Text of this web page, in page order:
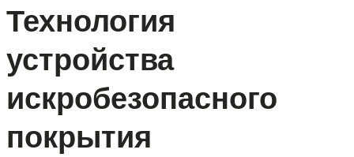
Технология
устройства
искробезопасного
покрытия